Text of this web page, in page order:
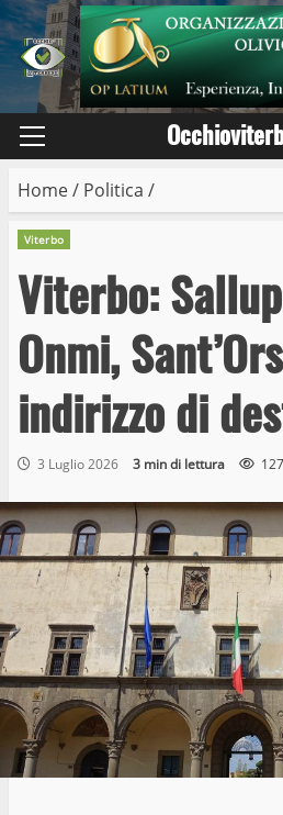
Skip
to
content
Primary
Home/ Politica /
Viterbo
Viterbo:
Onmi,
indirizzo di
3 Luglio 2026 3 min di lettura 127